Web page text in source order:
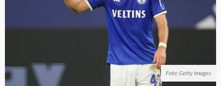
Foto: Getty Images